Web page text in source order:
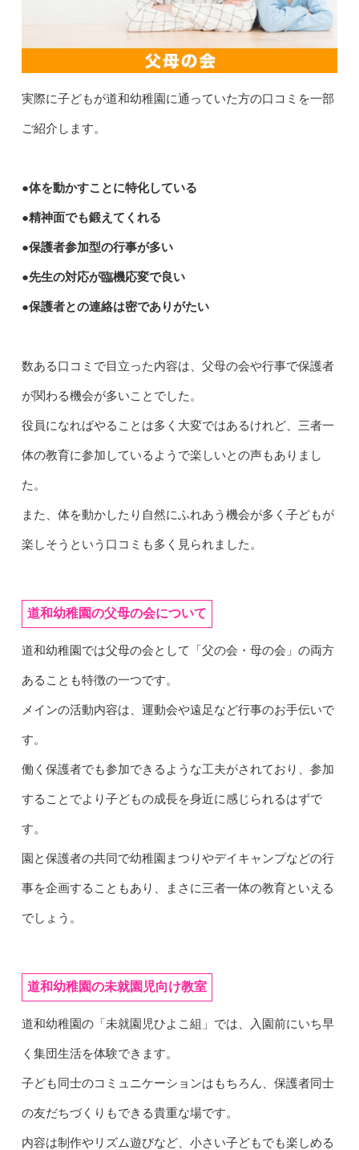
実際に子どもが道和幼稚園に通っていた方の口コミを一部
ご紹介します。
●体を動かすことに特化している
●精神面でも鍛えてくれる
●保護者参加型の行事が多い
●先生の対応が臨機応変で良い
●保護者との連絡は密でありがたい
数ある口コミで目立った内容は、父母の会や行事で保護者
が関わる機会が多いことでした。
役員になればやることは多く大変ではあるけれど、三者一
体の教育に参加しているようで楽しいとの声もありまし
た。
また、体を動かしたり自然にふれあう機会が多く子どもが
楽しそうという口コミも多く見られました。
道和幼稚園の父母の会について
道和幼稚園では父母の会として「父の会・母の会」の両方
あることも特徴の一つです。
メインの活動内容は、運動会や遠足など行事のお手伝いで
す。
働く保護者でも参加できるような工夫がされており、参加
することでより子どもの成長を身近に感じられるはずで
す。
園と保護者の共同で幼稚園まつりやデイキャンプなどの行
事を企画することもあり、まさに三者一体の教育といえる
でしょう。
道和幼稚園の未就園児向け教室
道和幼稚園の「未就園児ひよこ組」では、入園前にいち早
く集団生活を体験できます。
子ども同士のコミュニケーションはもちろん、保護者同士
の友だちづくりもできる貴重な場です。
内容は制作やリズム遊びなど、小さい子どもでも楽しめる